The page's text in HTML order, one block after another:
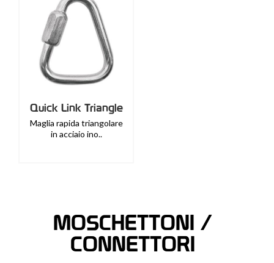
Quick Link Triangle
Maglia rapida triangolare
in acciaio ino..
MOSCHETTONI /
CONNETTORI